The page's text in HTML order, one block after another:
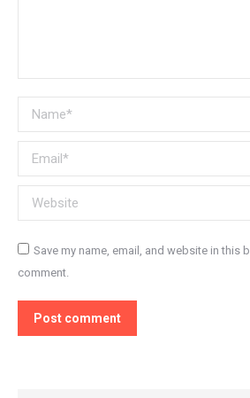
Name *
Email *
Website
Save my name, email, and website in this
comment.
Post comment